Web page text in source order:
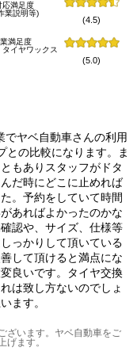
応満足度
業説明等)
(4.5)
満足度
イヤワックス
(5.0)
でヤベ自動車さんの利用
との比較になります。ま
もありスタッフがドタ
だ時にどこに止めれば
。予約をしていて時間
あればよかったのかな
認や、サイズ、仕様等
っかりして頂いている
して頂けると満点にな
良いです。タイヤ交換
は致し方ないのでしょ
ます。
ざいます。ヤベ自動車をご
げます。